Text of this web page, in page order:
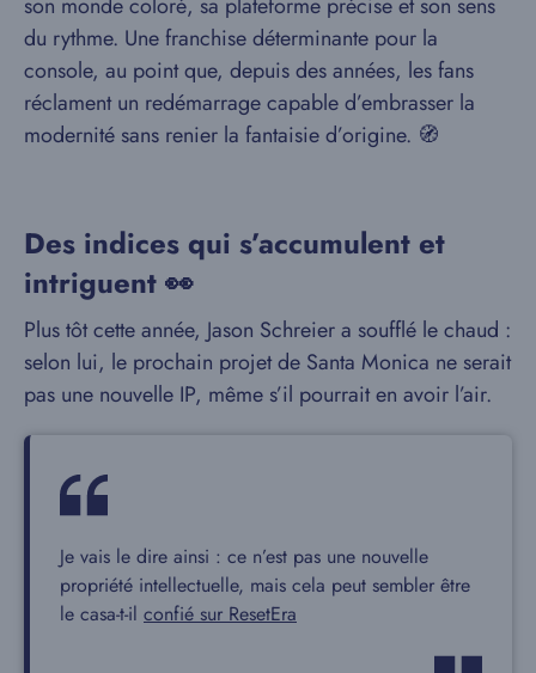
du rythme. Une franchise déterminante pour la
console, au point que, depuis des années, les fans
réclament un redémarrage capable d’embrasser la
modernité sans renier la fantaisie d’origine. 🧭
Des indices qui s’accumulent et
intriguent 👀
Plus tôt cette année, Jason Schreier a soufflé le chaud :
selon lui, le prochain projet de Santa Monica ne serait
pas une nouvelle IP, même s’il pourrait en avoir l’air.
Je vais le dire ainsi : ce n’est pas une nouvelle
propriété intellectuelle, mais cela peut sembler être
le casa-t-il confié sur ResetEra